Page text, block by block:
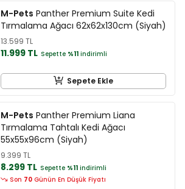
M-Pets Panther Premium Suite Kedi
Tırmalama Ağacı 62x62x130cm (Siyah)
13.599 TL
11.999 TL Sepette %11 indirimli
Sepete Ekle
M-Pets Panther Premium Liana
Tırmalama Tahtalı Kedi Ağacı
55x55x96cm (Siyah)
9.399 TL
8.299 TL Sepette %11 indirimli
Son 70 Günün En Düşük Fiyatı